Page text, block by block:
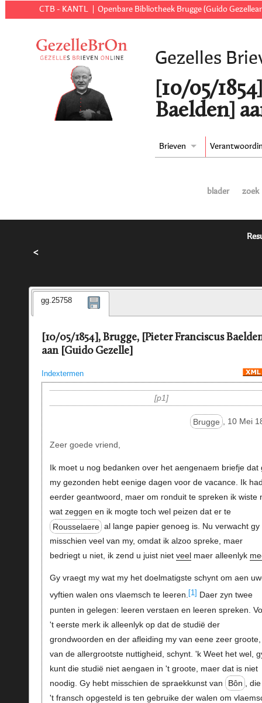
CTB - KANTL Openbare Bibliotheek Brugge (Guido
Gezelles
[10/05/
Baelden]
Brieven
blader zoek
<
gg.25758
[10/05/1854], Brugge, [Pieter Franciscus
aan [Guido Gezelle]
Indextermen
p1
Brugge , 10 Mei
Zeer goede vriend,
Ik moet u nog bedanken over het aengenaem briefje dat
my gezonden hebt eenige dagen voor de vacance. Ik
eerder geantwoord, maer om ronduit te spreken ik wiste
wat zeggen en ik mogte toch wel peizen dat er te
Rousselaere al lange papier genoeg is. Nu verwacht gy
misschien veel van my, omdat ik alzoo spreke, maer
bedriegt u niet, ik zend u juist niet veelmaer alleenlyk
Gy vraegt my wat my het doelmatigste schynt om aen
vyftien walen ons vlaemsch te leeren. [1] Daer zyn twee
punten in gelegen: leeren verstaen en leeren spreken.
't eerste merk ik alleenlyk op dat de studië der
grondwoorden en der afleiding my van eene zeer
van de allergrootste nuttigheid, schynt. 'k Weet het wel,
kunt die studië niet aengaen in 't groote, maer dat is niet
noodig. Gy hebt misschien de spraekkunst van
Bôn
,
't fransch opgesteld is ten gebruike der walen om